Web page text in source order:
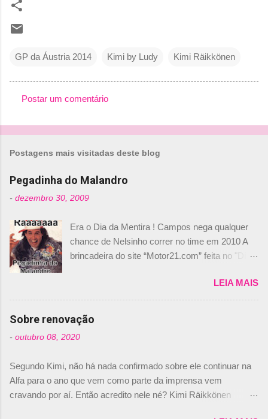
GP da Áustria 2014 Kimi by Ludy Kimi Räikkönen
o
n
t
r
i
o
Postar um comentário
Postagens mais visitadas deste blog
Pegadinha do Malandro
- dezembro 30, 2009
Era o Dia da Mentira ! Campos nega qualquer
chance de Nelsinho correr no time em 2010 A
brincadeira do site “Motor21.com” feita no "Día
de abril –, afirmando que Nelson Piquet havia
comprado 15% das ações da Campos, dando,
com isso, um lugar no time a Nelsinho Piquet,
foi esclarecida de uma vez por todas por
Daniele Audetto, diretor da escuderia. O
não será o companheiro de Bruno Senna em
2010. "Na verdade, nós recebemos uma oferta
de Piquet", admitiu Audetto. “Mas depois de ter
LEIA MAIS
Sobre renovação
- outubro 08, 2020
Segundo Kimi, não há nada confirmado sobre ele continuar na
Alfa para o ano que vem como parte da imprensa vem
cravando por aí. Então acredito nele né? Kimi Räikkönen